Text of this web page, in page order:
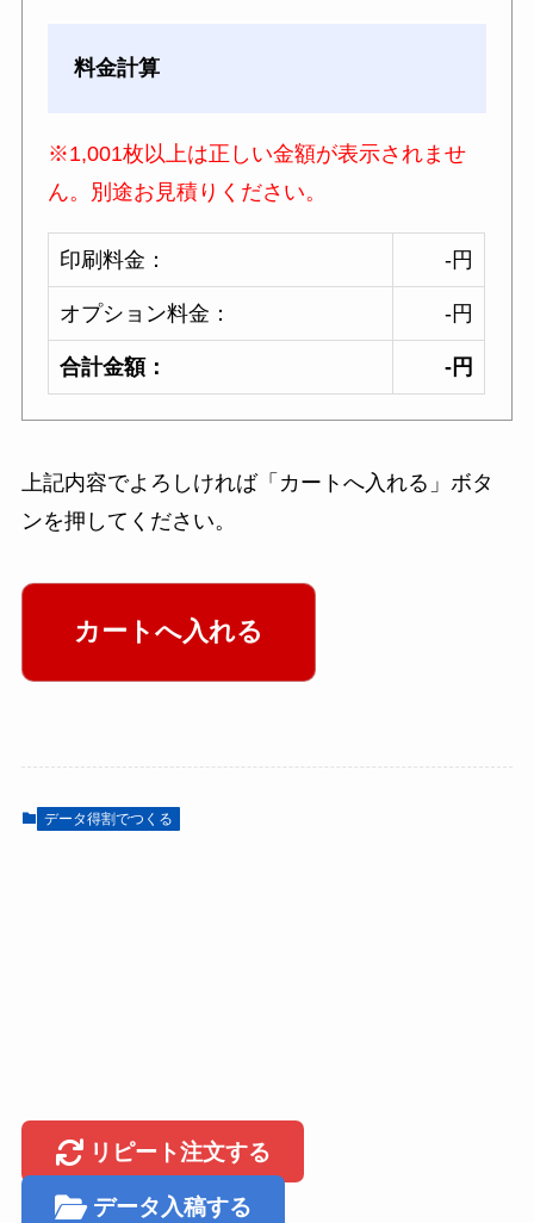
料金計算
※1,001枚以上は正しい金額が表示されませ
ん。別途お見積りください。
印刷料金： -円
オプション料金： -円
合計金額： -円
上記内容でよろしければ「カートへ入れる」ボタ
ンを押してください。
データ得割でつくる
リピート注文する
データ入稿する